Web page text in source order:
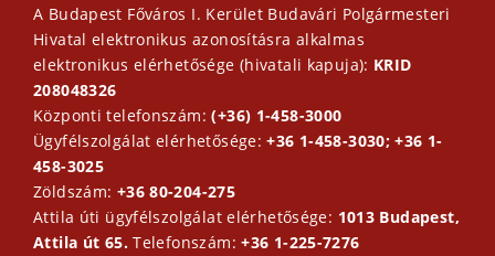
A Budapest Főváros I. Kerület Budavári Polgármesteri
Hivatal elektronikus azonosításra alkalmas
elektronikus elérhetősége (hivatali kapuja): KRID
208048326
Központi telefonszám:(+36) 1-458-3000
Ügyfélszolgálat elérhetősége:+36 1-458-3030; +36 1-
458-3025
Zöldszám: +36 80-204-275
Attila úti ügyfélszolgálat elérhetősége: 1013 Budapest,
Attila út 65.Telefonszám:+36 1-225-7276